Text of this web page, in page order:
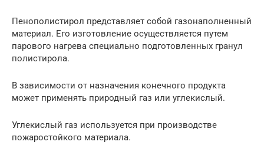
Пенополистирол представляет собой газонаполненный
материал. Его изготовление осуществляется путем
парового нагрева специально подготовленных гранул
полистирола.
В зависимости от назначения конечного продукта
может применять природный газ или углекислый.
Углекислый газ используется при производстве
пожаростойкого материала.